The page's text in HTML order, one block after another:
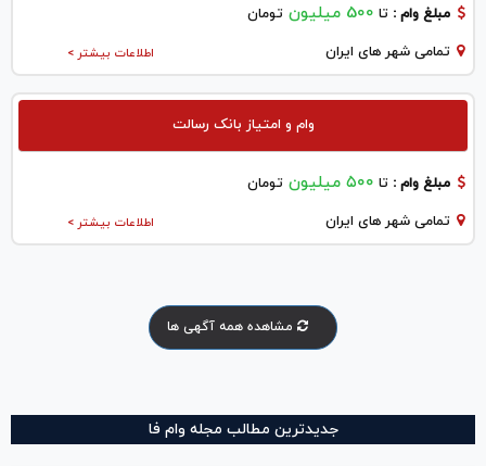
مبلغ وام : تا 500 میلیون تومان
اطلاعات بیشتر > تمامی شهر های ایران
وام و امتیاز بانک رسالت
مبلغ وام : تا ۵۰۰ میلیون تومان
اطلاعات بیشتر > تمامی شهر های ایران
مشاهده همه آگهی ها
جدیدترین مطالب مجله وام فا